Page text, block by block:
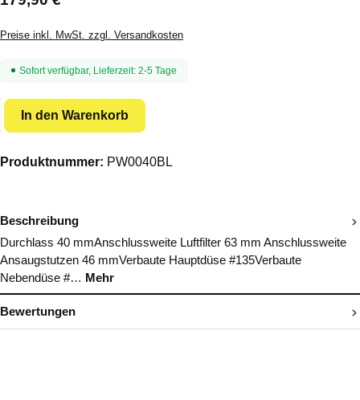
Preise inkl. MwSt. zzgl. Versandkosten
Sofort verfügbar, Lieferzeit: 2-5 Tage
Produkt Anzahl: Gib den gewünschten Wert ein oder benutze die
In den Warenkorb
Produktnummer: PW0040BL
Beschreibung
Durchlass 40 mmAnschlussweite Luftfilter 63 mm Anschlussweite
Ansaugstutzen 46 mmVerbaute Hauptdüse #135Verbaute
Nebendüse #… Mehr
Bewertungen